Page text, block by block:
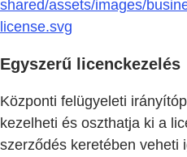
shared/assets/images/
license.svg
Egyszerű licenckezelés
Központi felügyeleti
kezelheti és oszthatja ki a
szerződés keretében veheti